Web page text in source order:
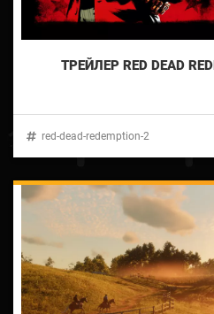
ТРЕЙЛЕР RED DEAD
red-dead-redemption-2